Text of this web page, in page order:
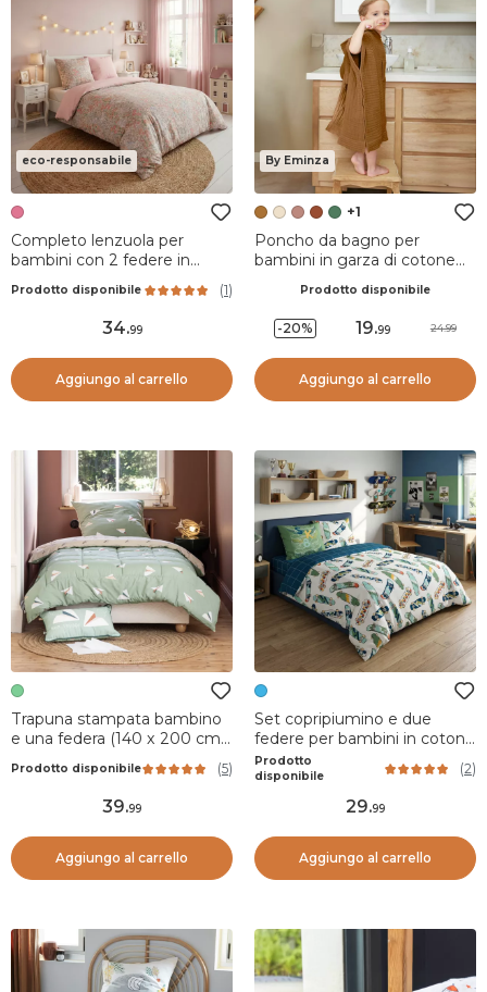
eco-responsabile
Completo lenzuola per
bambini con 2 federe in
Pimprenelle Rosa
Prodotto disponibile (1)
34.99
Aggiungo al carrello
By Eminza
+1
Poncho da bagno per
bambini in garza di cotone
Prodotto disponibile
-20% 19.99 24.99
Aggiungo al carrello
Trapuna stampata bambino
e una federa (140 x 200 cm)
Prodotto disponibile (5)
39.99
Aggiungo al carrello
Set copripiumino e due
federe per bambini in cotone
(200 x 200 cm) California Blu
Prodotto
disponibile
(2)
29.99
Aggiungo al carrello